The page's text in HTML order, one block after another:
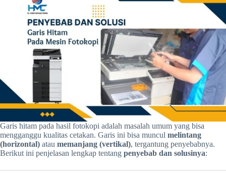
Garis hitam pada hasil fotokopi adalah masalah umum yang bisa
mengganggu kualitas cetakan. Garis ini bisa muncul melintang
(horizontal) atau memanjang (vertikal), tergantung penyebabnya.
Berikut ini penjelasan lengkap tentang penyebab dan solusinya: